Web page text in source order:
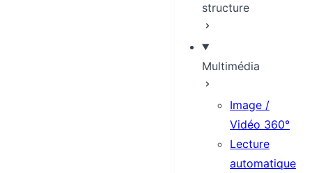
structure
Multimédia
Image /
Vidéo 360°
Lecture
automatique